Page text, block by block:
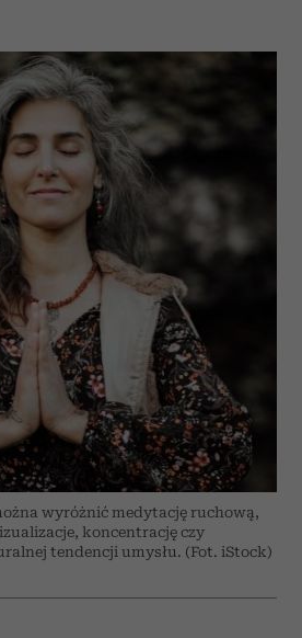
wyróżnić medytację ruchową,
koncentrację czy
tendencji umysłu. (Fot. iStock)